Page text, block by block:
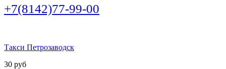
+7(8142)77-99-00
Такси Петрозаводск
30 руб